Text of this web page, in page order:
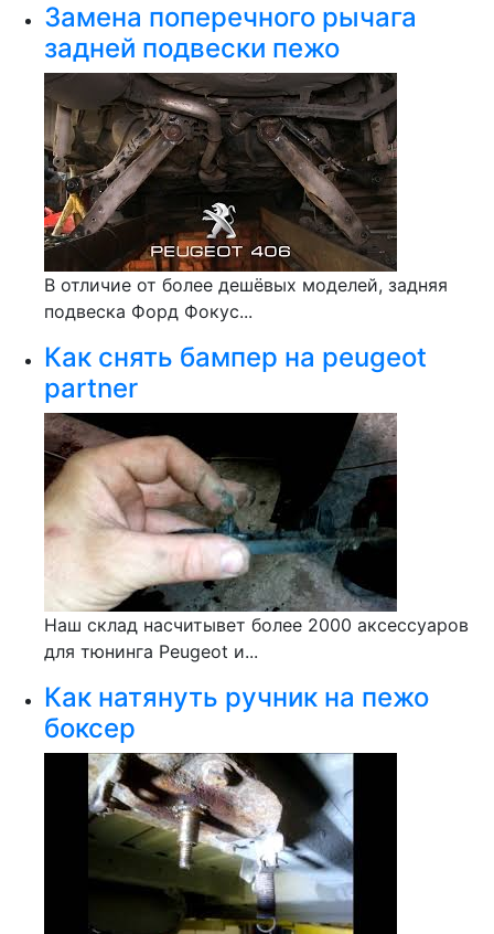
Замена поперечного рычага
задней подвески пежо
В отличие от более дешёвых моделей, задняя
подвеска Форд Фокус...
Как снять бампер на peugeot
partner
Наш склад насчитывет более 2000 аксессуаров
для тюнинга Peugeot и...
Как натянуть ручник на пежо
боксер